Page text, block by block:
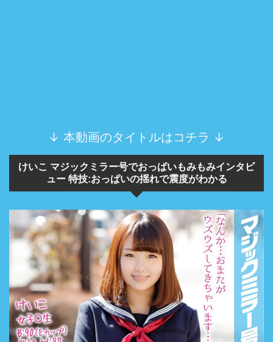
↓ 本動画のタイトルはコチラ ↓
けいこ マジックミラー号でおっぱいもみもみインタビ
ュー 特技:おっぱいの揺れで震度がわかる